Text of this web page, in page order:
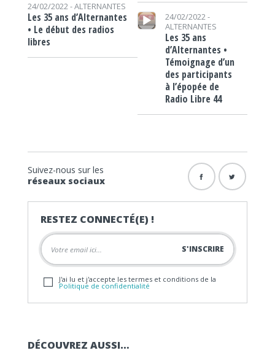
24/02/2022 -ALTERNANTES
Les 35 ans d’Alternantes
• Le début des radios
libres
Lecteur audio
24/02/2022 -
ALTERNANTES
Les 35 ans
d’Alternantes •
Témoignage d’un
des participants
à l’épopée de
Radio Libre 44
Suivez-nous sur les
réseaux sociaux
RESTEZ CONNECTÉ(E) !
J'ai lu et j'accepte les termes et conditions de la
Politique de confidentialité
DÉCOUVREZ AUSSI…